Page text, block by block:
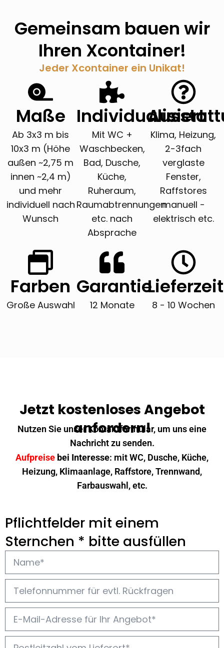
Gemeinsam bauen wir
Ihren Xcontainer!
Jeder Xcontainer ein Unikat!
Maße
Ab 3x3 m bis
10x3 m (Höhe
außen ~2,75 m
innen ~2,4 m)
und mehr
individuell nach
Wunsch
Individualisiert
Mit WC +
Waschbecken,
Bad, Dusche,
Küche,
Ruheraum,
Raumabtrennungen
etc. nach
Absprache
Klima, Heizung,
2-3fach
verglaste
Fenster,
Raffstores
manuell -
elektrisch etc.
Farben
Große Auswahl
Garantie
12 Monate
Lieferzeit
8 - 10 Wochen
Jetzt kostenloses Angebot
anfordern!
Nutzen Sie unser Kontaktformular, um uns eine
Nachricht zu senden.
Aufpreise bei Interesse: mit WC, Dusche, Küche,
Heizung, Klimaanlage, Raffstore, Trennwand,
Farbauswahl, etc.
Pflichtfelder mit einem
Sternchen * bitte ausfüllen